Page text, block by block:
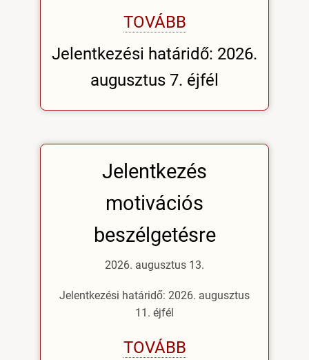
TOVÁBB
Jelentkezési határidő: 2026.
augusztus 7. éjfél
Jelentkezés
motivációs
beszélgetésre
2026. augusztus 13.
Jelentkezési határidő: 2026. augusztus
11. éjfél
TOVÁBB